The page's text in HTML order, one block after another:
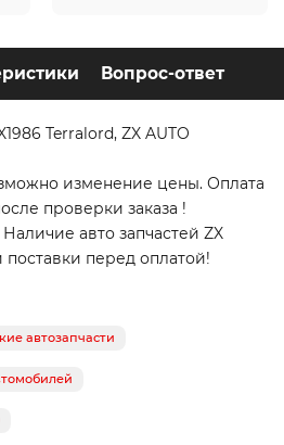
Вопрос-ответ
Terralord, ZX AUTO
изменение цены. Оплата
проверки заказа !
авто запчастей ZX
поставки перед оплатой!
автозапчасти